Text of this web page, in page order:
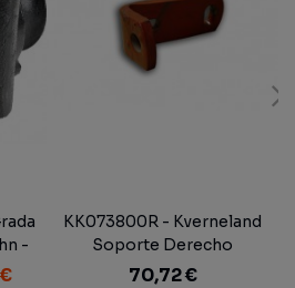
-
KK073800R - Kverneland
Soporte Derecho
Vertedera
70,72 €